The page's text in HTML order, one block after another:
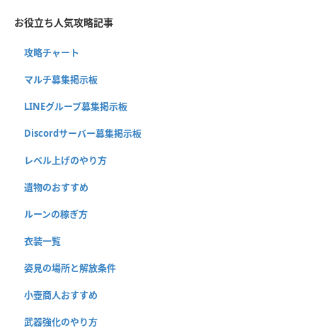
お役立ち人気攻略記事
攻略チャート
マルチ募集掲示板
LINEグループ募集掲示板
Discordサーバー募集掲示板
レベル上げのやり方
遺物のおすすめ
ルーンの稼ぎ方
衣装一覧
姿見の場所と解放条件
小壺商人おすすめ
武器強化のやり方